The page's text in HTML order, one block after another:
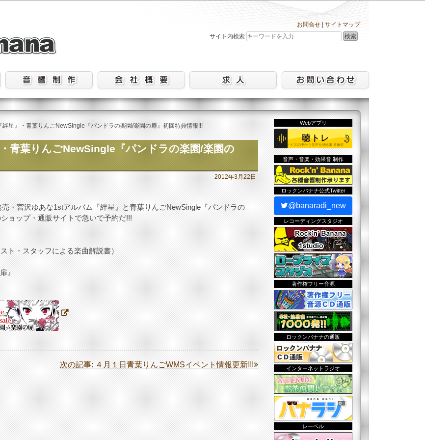
お問合せ
サイトマップ
サイト内検索
検索
絆星』・青葉りんごNewSingle『パンドラの楽園/楽園の扉』初回特典情報!!!
青葉りんごNewSingle『パンドラの楽園/楽園の
2012年3月22日
・宮沢ゆあな1stアルバム『絆星』と青葉りんごNewSingle『パンドラの
ョップ・通販サイトで急いで予約だ!!!
ト・スタッフによる楽曲解説書）
』
次の記事: ４月１日青葉りんごWMSイベント情報更新!!!
Webアプリ
音声・音楽・効果音 制作
ロックンバナナ公式Twitter
@banaradi_new
レコーディングスタジオ
著作権フリー音源
ロックンバナナの通販
インターネットラジオ
レーベル